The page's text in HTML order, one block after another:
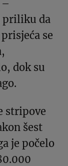
–
priliku da
se
dok su
stripove
šest
je počelo